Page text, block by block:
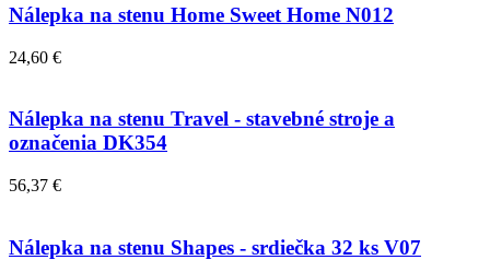
Nálepka na stenu Home Sweet Home N012
24,60 €
Nálepka na stenu Travel - stavebné stroje a
označenia DK354
56,37 €
Nálepka na stenu Shapes - srdiečka 32 ks V07